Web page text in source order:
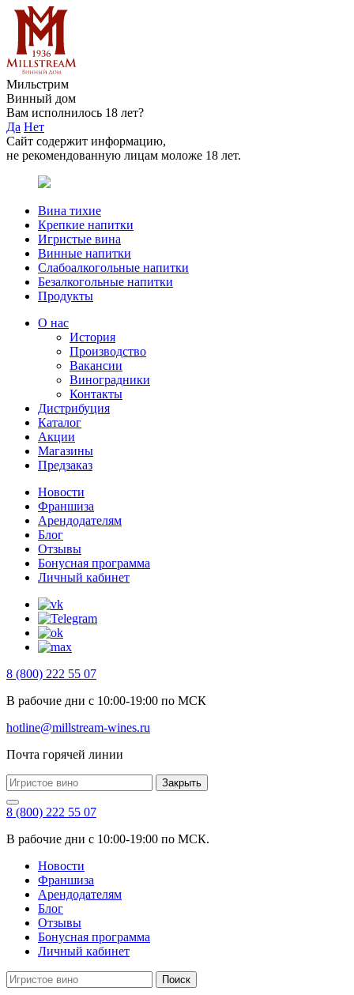
Мильстрим
Винный дом
Вам исполнилось 18 лет?
Да Нет
Сайт содержит информацию,
не рекомендованную лицам моложе 18 лет.
Вина тихие
Крепкие напитки
Игристые вина
Винные напитки
Слабоалкогольные напитки
Безалкогольные напитки
Продукты
О нас
История
Производство
Вакансии
Виноградники
Контакты
Дистрибуция
Каталог
Акции
Магазины
Предзаказ
Новости
Франшиза
Арендодателям
Блог
Отзывы
Бонусная программа
Личный кабинет
8 (800) 222 55 07
В рабочие дни с 10:00-19:00 по МСК
hotline@millstream-wines.ru
Почта горячей линии
Закрыть
8 (800) 222 55 07
В рабочие дни с 10:00-19:00 по МСК.
Новости
Франшиза
Арендодателям
Блог
Отзывы
Бонусная программа
Личный кабинет
Поиск